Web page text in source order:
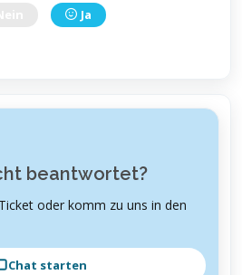
Ja
beantwortet?
oder komm zu uns in den
Chat starten